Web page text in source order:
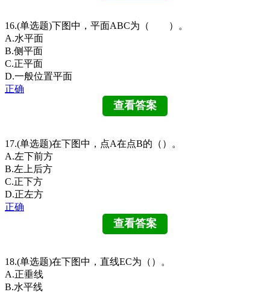
16.(单选题)下图中，平面ABC为（ ）。
A.水平面
B.侧平面
C.正平面
D.一般位置平面
正确
17.(单选题)在下图中，点A在点B的（）。
A.左下前方
B.左上后方
C.正下方
D.正左方
正确
18.(单选题)在下图中，直线EC为（）。
A.正垂线
B.水平线